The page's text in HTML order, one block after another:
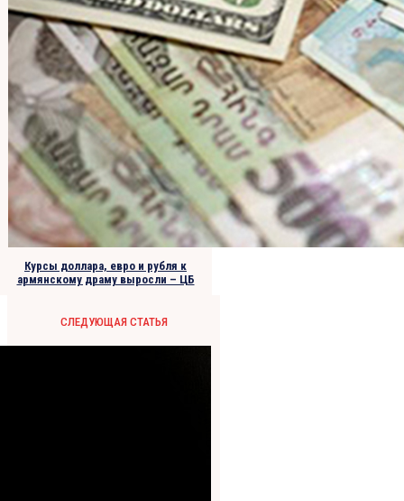
Курсы доллара, евро и рубля к
армянскому драму выросли – ЦБ
СЛЕДУЮЩАЯ СТАТЬЯ